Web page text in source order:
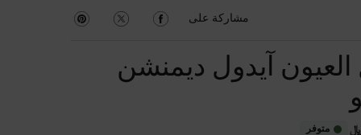
مشاركة على مشاركة على Facebookمشاركة على Twitterمشاركة على Pinterest
آيدول ديمنشن
متوفر